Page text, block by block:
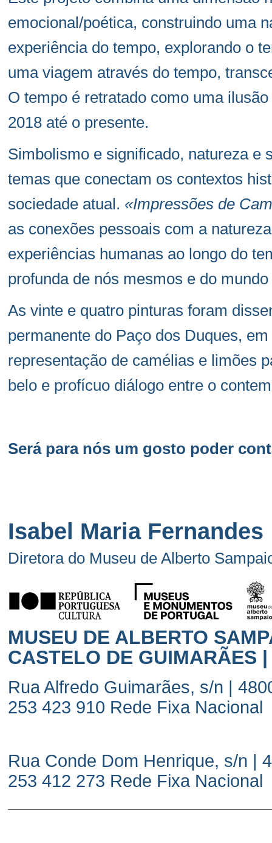
emocional/poética, construindo uma
experiência do tempo, explorando o
uma viagem através do tempo,
O tempo é retratado como uma
2018 até o presente.
Simbolismo e significado, natureza e
temas que conectam os contextos
sociedade atual. «Impressões de
as conexões pessoais com a
experiências humanas ao longo do
profunda de nós mesmos e do
As vinte e quatro pinturas foram
permanente do Paço dos Duques,
representação de camélias e limões
belo e profícuo diálogo entre o
Será para nós um gosto poder
Isabel Maria Fernandes
Diretora do Museu de Alberto
MUSEU DE ALBERTO
CASTELO DE GUIMARÃES
Rua Alfredo Guimarães, s/n |
253 423 910 Rede Fixa Nacional
Rua Conde Dom Henrique, s/n |
253 412 273 Rede Fixa Nacional